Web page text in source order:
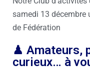
samedi 13 décembre
de Fédération
♟ Amateurs,
curieux… à